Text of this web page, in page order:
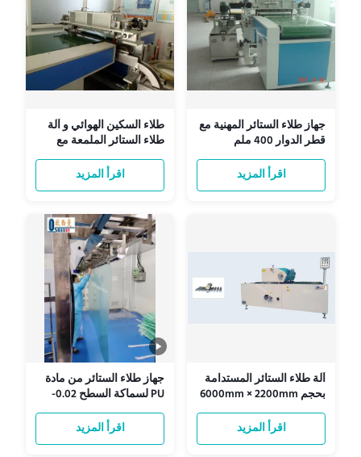
جهاز طلاء الستائر المهنية مع
قطر الدوار 400 ملم
HRC50-60 صلابة
اقرأ المزيد
طلاء السكين الهوائي و آلة
طلاء الستائر الملمعة مع
محرك التيار المتردد
اقرأ المزيد
آلة طلاء الستائر المستدامة
بحجم 6000mm × 2200mm
× 1400mm
اقرأ المزيد
جهاز طلاء الستائر من مادة
PU لسماكة السطح 0.02-
2mm
اقرأ المزيد